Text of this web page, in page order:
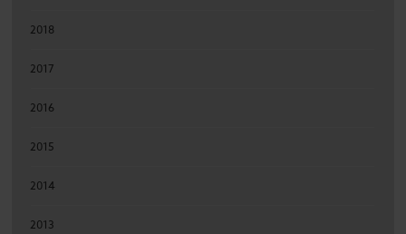
2018
2017
2016
2015
2014
2013